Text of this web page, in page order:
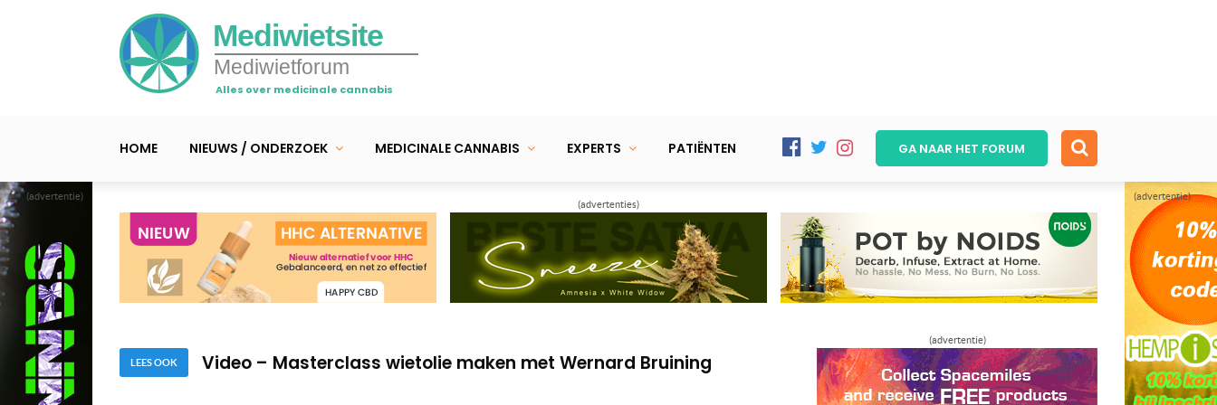
(advertentie) (advertentie)
Mediwietsite
Mediwietforum
Alles over medicinale cannabis
HOME NIEUWS / ONDERZOEK MEDICINALE CANNABIS EXPERTS PATIËNTEN GA NAAR HET FORUM
(advertenties)
LEES OOK
Video – Neurologische ziekten (MS en ALS) aanpakken met CBD
Zo werkt CBD en dit doet het voor je gezondheid!
Video – Neurologische ziekten (MS en ALS) aanpakken met CBD
(advertentie)